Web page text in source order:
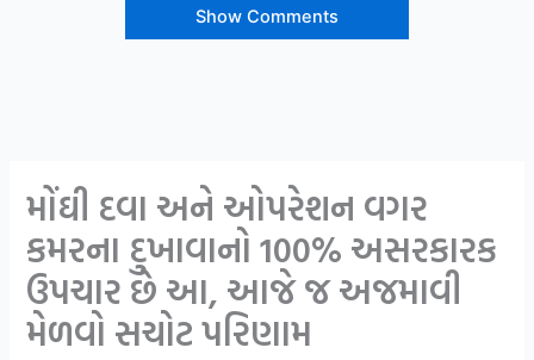
Show Comments
મોંઘી દવા અને ઓપરેશન વગર
કમરના દુખાવાનો 100% અસરકારક
ઉપચાર છે આ, આજે જ અજમાવી
મેળવો સચોટ પરિણામ